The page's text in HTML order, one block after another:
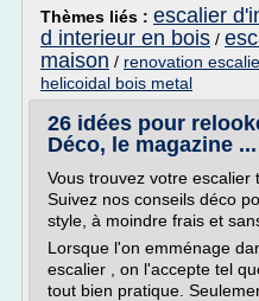
Thèmes liés : escalier
d interieur en bois /
maison / renovation
helicoidal bois metal
26 idées pour
Déco, le magazine ...
Vous trouvez votre
Suivez nos conseils déco
style, à moindre frais et
Lorsque l'on emménage
escalier , on l'accepte tel
tout bien pratique.